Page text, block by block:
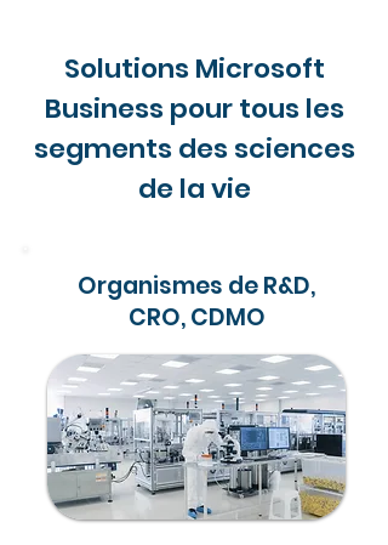
Solutions Microsoft
Business pour tous les
segments des sciences
de la vie
Organismes de R&D,
CRO, CDMO